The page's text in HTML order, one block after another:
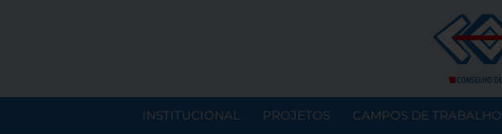
INSTITUCIONAL PROJETOS CAMPOS DE TRABALHO